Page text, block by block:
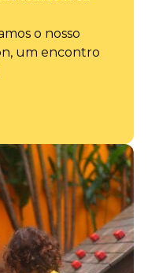
o nosso
um encontro